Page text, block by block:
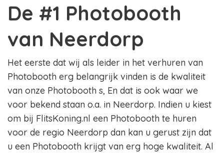
De #1 Photobooth
van Neerdorp
Het eerste dat wij als leider in het verhuren van
Photobooth erg belangrijk vinden is de kwaliteit
van onze Photobooth s, En dat is ook waar we
voor bekend staan o.a. in Neerdorp. Indien u kiest
om bij FlitsKoning.nl een Photobooth te huren
voor de regio Neerdorp dan kan u gerust zijn dat
u een Photobooth krijgt van erg hoge kwaliteit. Al